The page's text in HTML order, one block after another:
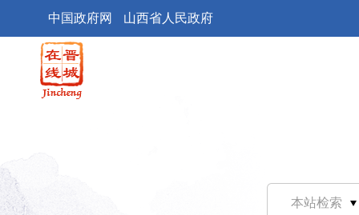
中国政府网 山西省人民政府
本站检索